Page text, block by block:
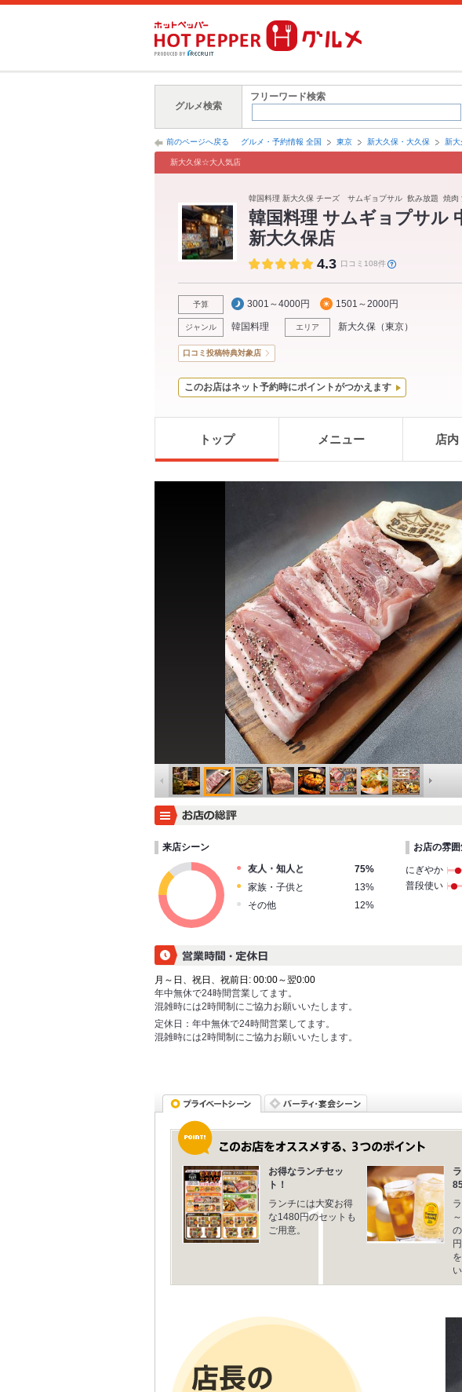
グルメ検索
フリーワード検索
前のページへ戻る グルメ・予約情報 全国 東京 新大久保・大久保 新大
新大久保☆大人気店
韓国料理 新大久保 チーズ サムギョプサル 飲み放題 焼
韓国料理 サムギョプサル
新大久保店
4.3 口コミ108件
予算 3001～4000円 1501～2000円
ジャンル 韓国料理 エリア 新大久保 （東京）
口コミ投稿特典対象店
このお店はネット予約時にポイントがつかえます
トップ メニュー 店
来店シーン
友人・知人と
75%
家族・子供と
13%
その他
12%
お店の雰
にぎやか
普段使い
月～日、祝日、祝前日: 00:00～翌0:00
年中無休で24時間営業してます。
混雑時には2時間制にご協力お願いいたします。
定休日： 年中無休で24時間営業してます。
混雑時には2時間制にご協力お願いいたします。
お得なランチセッ
ト！
ランチには大変お得
な1480円のセットも
ご用意。
い